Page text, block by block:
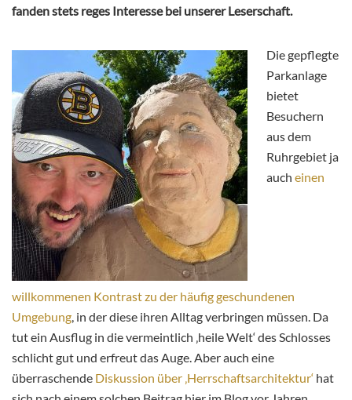
fanden stets reges Interesse bei unserer Leserschaft.
Die gepflegte
Parkanlage
bietet
Besuchern
aus dem
Ruhrgebiet ja
auch einen
willkommenen Kontrast zu der häufig geschundenen
Umgebung, in der diese ihren Alltag verbringen müssen. Da
tut ein Ausflug in die vermeintlich ‚heile Welt‘ des Schlosses
schlicht gut und erfreut das Auge. Aber auch eine
überraschende Diskussion über ‚Herrschaftsarchitektur‘ hat